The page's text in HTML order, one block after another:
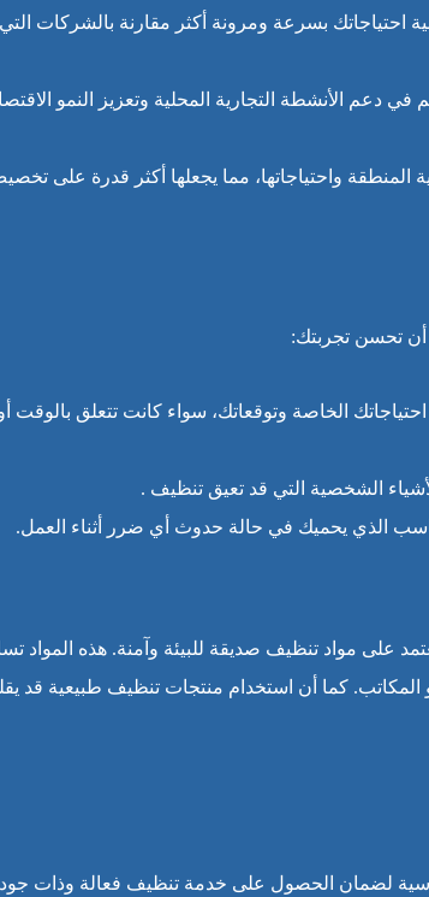
احتياجاتك بسرعة ومرونة أكثر مقارنة بالشركات التي
دعم الأنشطة التجارية المحلية وتعزيز النمو
المنطقة واحتياجاتها، مما يجعلها أكثر قدرة على
أن تحسن تجربتك:
الخاصة وتوقعاتك، سواء كانت تتعلق بالوقت
الشخصية التي قد تعيق تنظيف .
الذي يحميك في حالة حدوث أي ضرر أثناء العمل.
على مواد تنظيف صديقة للبيئة وآمنة. هذه المواد
كما أن استخدام منتجات تنظيف طبيعية قد
لضمان الحصول على خدمة تنظيف فعالة وذات